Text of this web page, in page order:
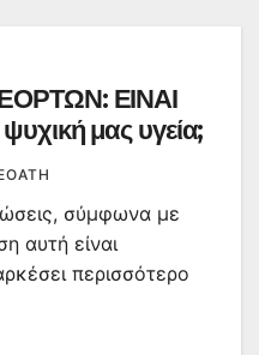
ΕΙΝΑΙ
μας υγεία;
σύμφωνα με
αυτή είναι
περισσότερο